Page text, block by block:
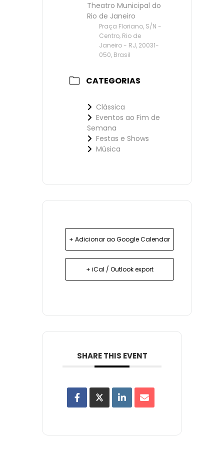
Theatro Municipal do
Rio de Janeiro
Praça Floriano, S/N -
Centro, Rio de
Janeiro - RJ, 20031-
050, Brasil
CATEGORIAS
Clássica
Eventos ao Fim de
Semana
Festas e Shows
Música
+ Adicionar ao Google Calendar
+ iCal / Outlook export
SHARE THIS EVENT